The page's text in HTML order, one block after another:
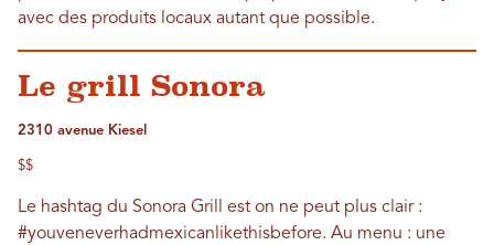
avec des produits locaux autant que possible.
Le grill Sonora
2310 avenue Kiesel
$$
Le hashtag du Sonora Grill est on ne peut plus clair :
#youveneverhadmexicanlikethisbefore. Au menu : une